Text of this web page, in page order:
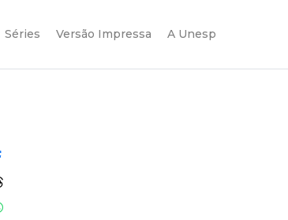
Séries Versão Impressa A Unesp
Compartilhar no Facebook
Compartilhar no Threads
Compartilhar no WhatsApp